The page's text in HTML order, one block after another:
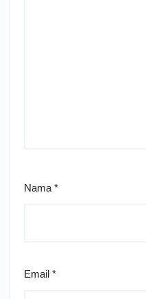
Nama *
Email *